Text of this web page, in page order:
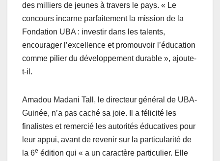
des milliers de jeunes à travers le pays. « Le
concours incarne parfaitement la mission de la
Fondation UBA : investir dans les talents,
encourager l’excellence et promouvoir l’éducation
comme pilier du développement durable », ajoute-
t-il.
Amadou Madani Tall, le directeur général de UBA-
Guinée, n’a pas caché sa joie. Il a félicité les
finalistes et remercié les autorités éducatives pour
leur appui, avant de revenir sur la particularité de
la 6e édition qui « a un caractère particulier. Elle